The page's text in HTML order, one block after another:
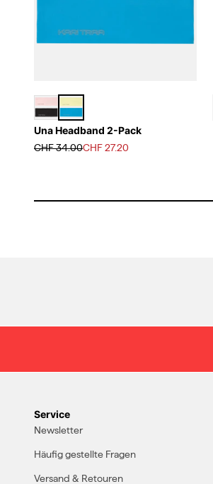
Una Headband 2-Pack
Regulärer Preis
CHF 34.00Angebot
CHF 27.20
Service
Newsletter
Häufig gestellte Fragen
Versand & Retouren